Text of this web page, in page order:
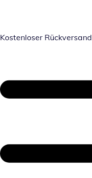
Kostenloser Rückversand